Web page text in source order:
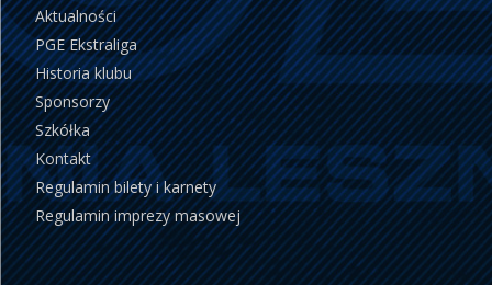
Aktualności
PGE Ekstraliga
Historia klubu
Sponsorzy
Szkółka
Kontakt
Regulamin bilety i karnety
Regulamin imprezy masowej